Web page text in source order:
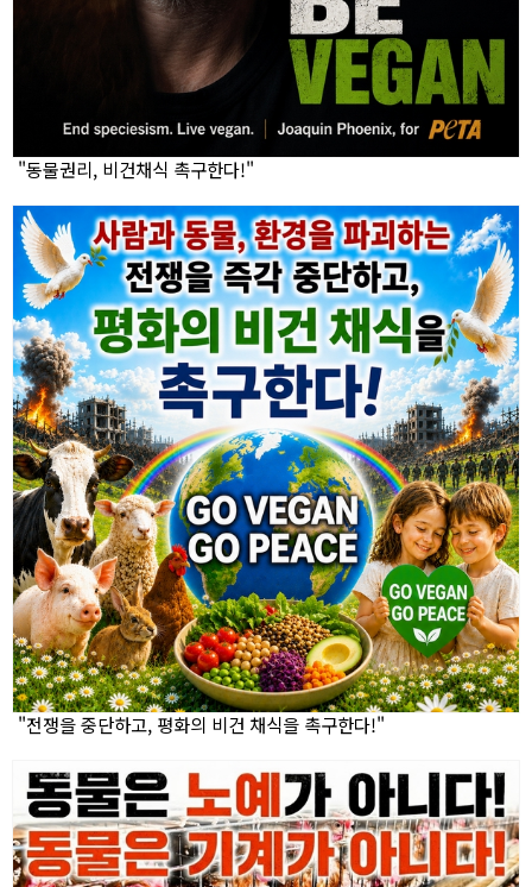
"동물권리, 비건채식 촉구한다!"
"전쟁을 중단하고, 평화의 비건 채식을 촉구한다!"